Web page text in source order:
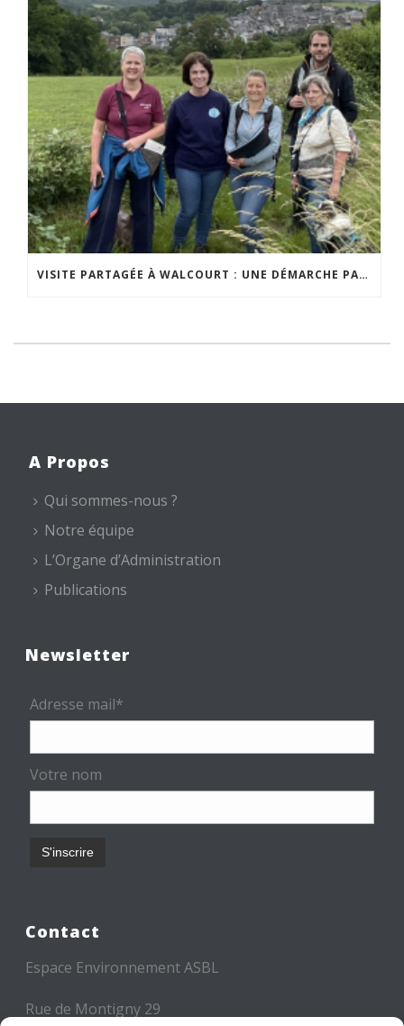
VISITE PARTAGÉE À WALCOURT : UNE DÉMARCHE PARTICIPATIVE ANIMÉE PAR ESPACE ENVIRONNEMENT
A Propos
Qui sommes-nous ?
Notre équipe
L’Organe d’Administration
Publications
Newsletter
Adresse mail*
Votre nom
Contact
Espace Environnement ASBL
Rue de Montigny 29